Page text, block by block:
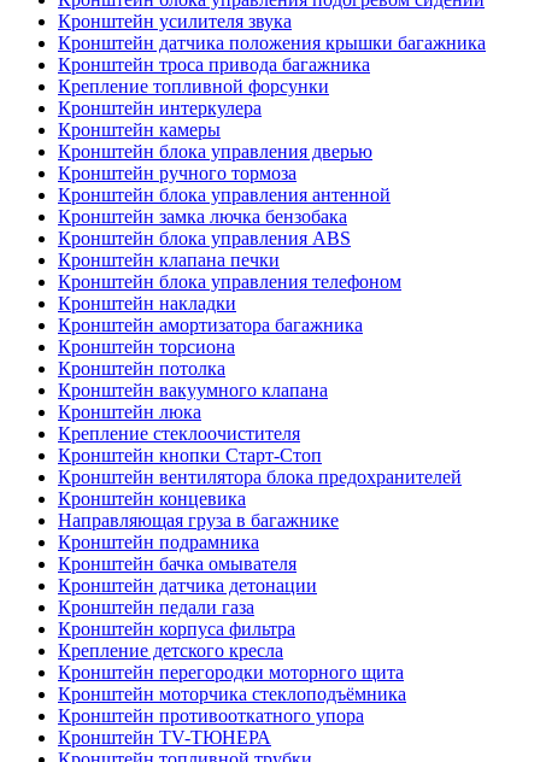
Кронштейн усилителя звука
Кронштейн датчика положения крышки багажника
Кронштейн троса привода багажника
Крепление топливной форсунки
Кронштейн интеркулера
Кронштейн камеры
Кронштейн блока управления дверью
Кронштейн ручного тормоза
Кронштейн блока управления антенной
Кронштейн замка лючка бензобака
Кронштейн блока управления ABS
Кронштейн клапана печки
Кронштейн блока управления телефоном
Кронштейн накладки
Кронштейн амортизатора багажника
Кронштейн торсиона
Кронштейн потолка
Кронштейн вакуумного клапана
Кронштейн люка
Крепление стеклоочистителя
Кронштейн кнопки Старт-Стоп
Кронштейн вентилятора блока предохранителей
Кронштейн концевика
Направляющая груза в багажнике
Кронштейн подрамника
Кронштейн бачка омывателя
Кронштейн датчика детонации
Кронштейн педали газа
Кронштейн корпуса фильтра
Крепление детского кресла
Кронштейн перегородки моторного щита
Кронштейн моторчика стеклоподъёмника
Кронштейн противооткатного упора
Кронштейн TV-ТЮНЕРА